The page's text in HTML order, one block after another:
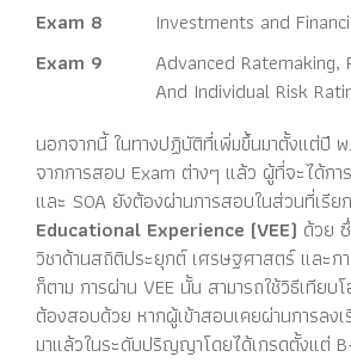
Exam 8
Investments and
Exam 9
Advanced
And Individual Risk
นอกจากนี้ ในทางปฏิบัติที่เพิ่มขึ้นมาตั้งแต่ปี
จากการสอบ Exam ต่างๆ แล้ว ผู้ที่จะได้กา
และ SOA ยังต้องผ่านการสอบในส่วนที่เรีย
Educational Experience (VEE) ด้วย
วิชาด้านสถิติประยุกต์ เศรษฐศาสตร์ และก
ก็ตาม การผ่าน VEE นั้น สามารถใช้วิธีเทียบ
ต้องสอบด้วย หากผู้เข้าสอบเคยผ่านการลงเ
มาแล้วในระดับปริญญาโดยได้เกรดตั้งแต่